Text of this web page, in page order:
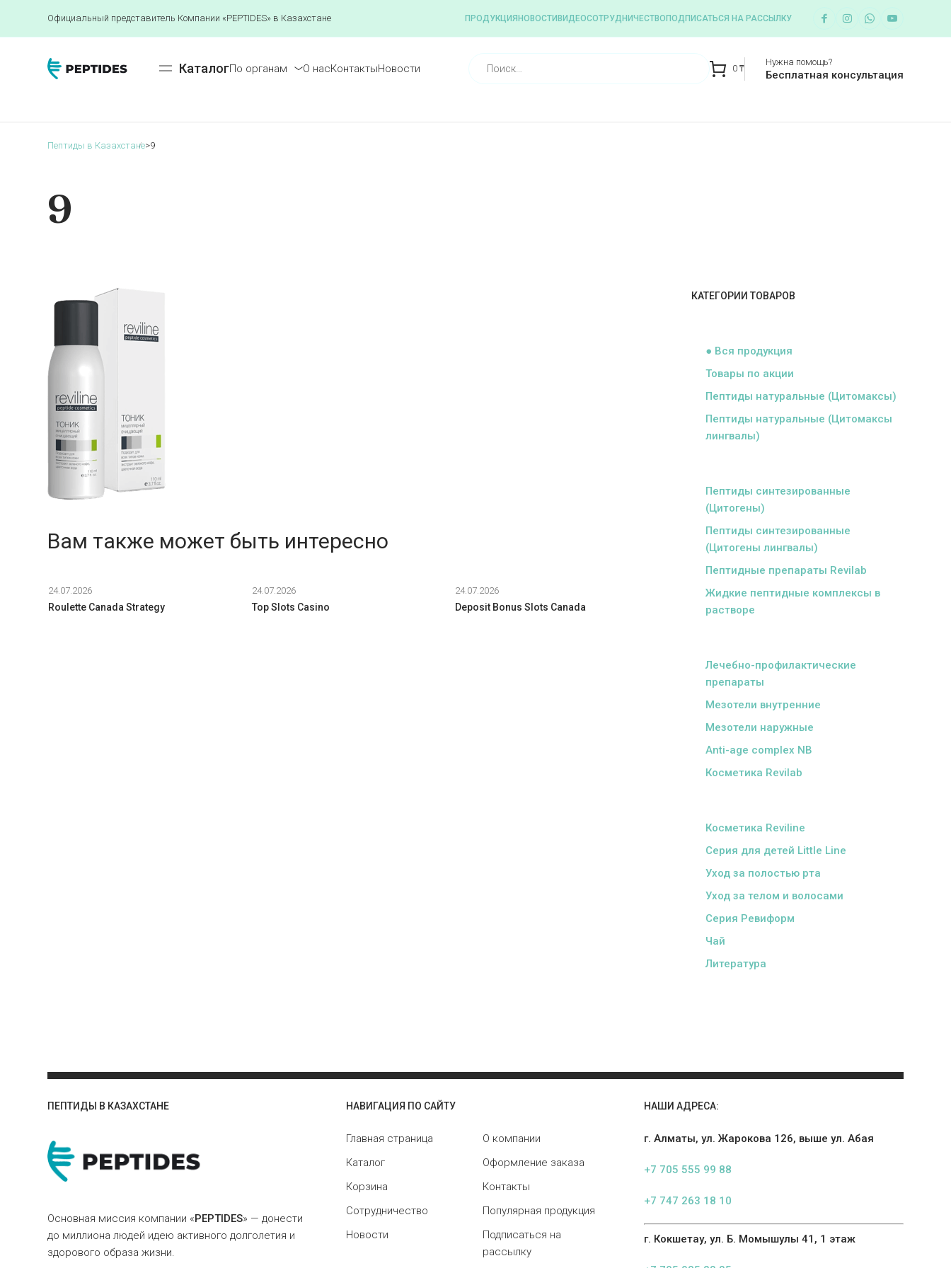
Официальный представитель Компании «PEPTIDES» в Казахстане ПРОДУКЦИЯ НОВОСТИ ВИДЕОСОТРУДНИЧЕСТВО ПОДПИСАТЬСЯ НА РАССЫЛКУ
КаталогПо органам О насКонтактыНовости 0 ₸
Нужна помощь?
Бесплатная консультация
Пептиды в Казахстане>9
9
Вам также может быть интересно
24.07.2026
Roulette Canada Strategy
24.07.2026
Top Slots Casino
24.07.2026
Deposit Bonus Slots Canada
КАТЕГОРИИ ТОВАРОВ
● Вся продукция
Товары по акции
Пептиды натуральные (Цитомаксы)
Пептиды натуральные (Цитомаксы
лингвалы)
Пептиды синтезированные
(Цитогены)
Пептиды синтезированные
(Цитогены лингвалы)
Пептидные препараты Revilab
Жидкие пептидные комплексы в
растворе
Лечебно-профилактические
препараты
Мезотели внутренние
Мезотели наружные
Anti-age complex NB
Косметика Revilab
Косметика Reviline
Серия для детей Little Line
Уход за полостью рта
Уход за телом и волосами
Серия Ревиформ
Чай
Литература
ПЕПТИДЫ В КАЗАХСТАНЕ
Основная миссия компании «PEPTIDES» — донести
до миллиона людей идею активного долголетия и
здорового образа жизни.
НАВИГАЦИЯ ПО САЙТУ
Главная страница
О компании
Каталог
Оформление заказа
Корзина
Контакты
Сотрудничество
Популярная продукция
Новости
Подписаться на
рассылку
НАШИ АДРЕСА:
г. Алматы, ул. Жарокова 126, выше ул. Абая
+7 705 555 99 88
+7 747 263 18 10
г. Кокшетау, ул. Б. Момышулы 41, 1 этаж